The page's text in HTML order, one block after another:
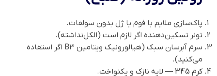
پاک‌سازی ملایم با فوم یا ژل بدون سولفات.
تونر تسکین‌دهنده اگر لازم است (الکل‌نداشته).
سرم آبرسان سبک (هیالورونیک ویتامین B3 اگر استفاده
می‌کنید).
کرم 345 — لایه نازک و یکنواخت.